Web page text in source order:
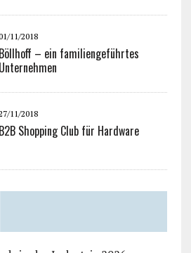
11/2018
Böllhoff – ein familiengeführtes
Unternehmen
11/2018
B2B Shopping Club für Hardware